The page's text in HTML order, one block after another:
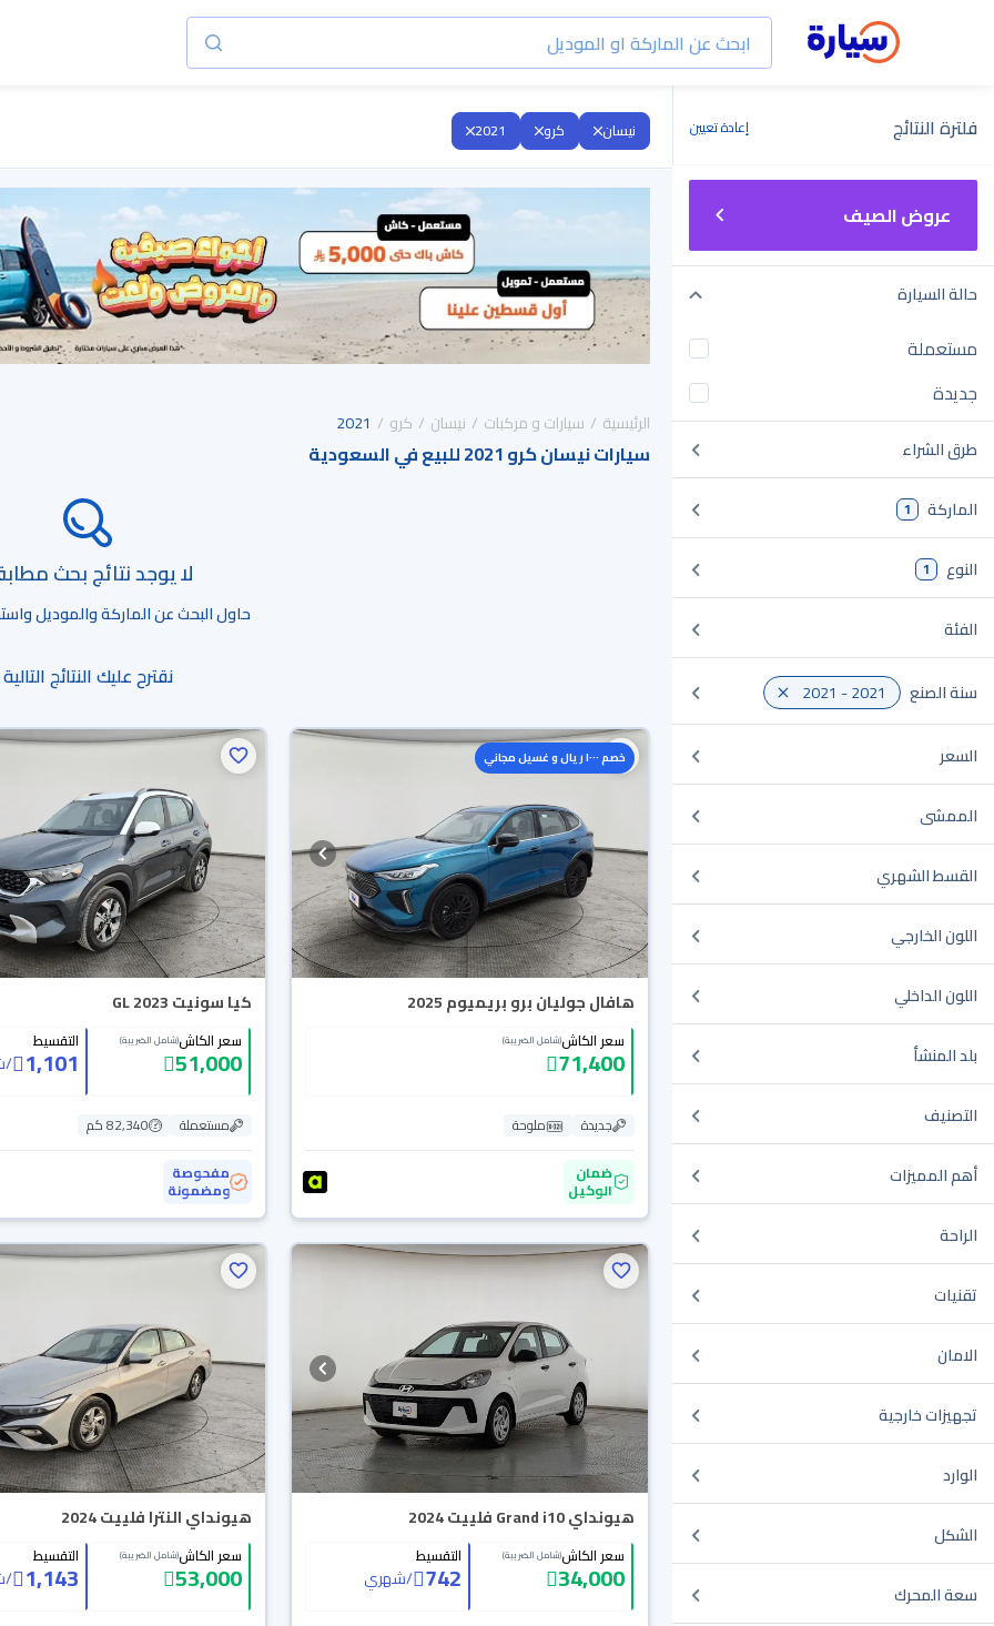
فلترة النتائج إعادة تعيين
عروض الصيف
حالة السيارة
مستعملة
جديدة
طرق الشراء
الماركة 1
النوع 1
الفئة
سنة الصنع 2021 - 2021
السعر
الممشى
القسط الشهري
اللون الخارجي
اللون الداخلي
بلد المنشأ
التصنيف
أهم المميزات
الراحة
تقنيات
الامان
تجهيزات خارجية
الوارد
الشكل
سعة المحرك
نيسان كرو 2021
الرئيسية سيارات و مركبات نيسان كرو 2021
سيارات نيسان كرو 2021 للبيع في السعودية
لا يوجد نتائج بحث
حاول البحث عن الماركة والموديل
نقترح عليك النتائج التالية
خصم ١٠٠٠ ريال و غسيل مجاني
هافال جوليان برو بريميوم 2025
سعر الكاش(شامل الضريبة)
71,400
جديدة
ملوحة
ضمان
الوكيل
كيا سونيت GL 2023
سعر الكاش(شامل الضريبة)
51,000
التقسيط
1,101
/
مستعملة
82,340 كم
مفحوصة
ومضمونة
هيونداي Grand i10 فلييت 2024
سعر الكاش(شامل الضريبة)
34,000
التقسيط
742
/شهري
هيونداي النترا فلييت 2024
سعر الكاش(شامل الضريبة)
53,000
التقسيط
1,143
/